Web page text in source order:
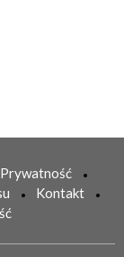
Prywatność
Kontakt